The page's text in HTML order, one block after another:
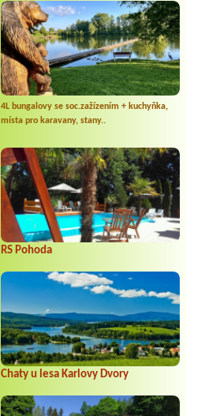
4L bungalovy se soc.zažízením + kuchyňka,
místa pro karavany, stany..
RS Pohoda
Chaty u lesa Karlovy Dvory